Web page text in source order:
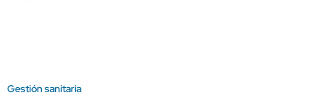
Gestión sanitaria